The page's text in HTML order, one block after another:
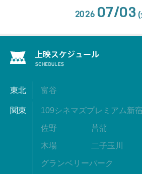
2026 07/03 (
東北 富谷
関東 109シネマズプレミアム新宿
佐野 菖蒲
木場 二子玉川
グランベリーパーク